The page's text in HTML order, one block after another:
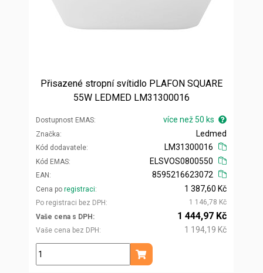
Přisazené stropní svítidlo PLAFON SQUARE
55W LEDMED LM31300016
Dostupnost EMAS více než 50 ks
Značka
Kód dodavatele
Ledmed
LM31300016
Kód EMAS
EAN
ELSVOS0800550
8595216623072
Cena po registraci
Po registraci bez DPH
1 387,60 Kč
1 146,78 Kč
Vaše cena s DPH
Vaše cena bez DPH
1 444,97 Kč
1 194,19 Kč
ks
Přidat do košíku